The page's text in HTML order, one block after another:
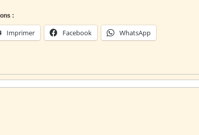
:
Imprimer Facebook WhatsApp